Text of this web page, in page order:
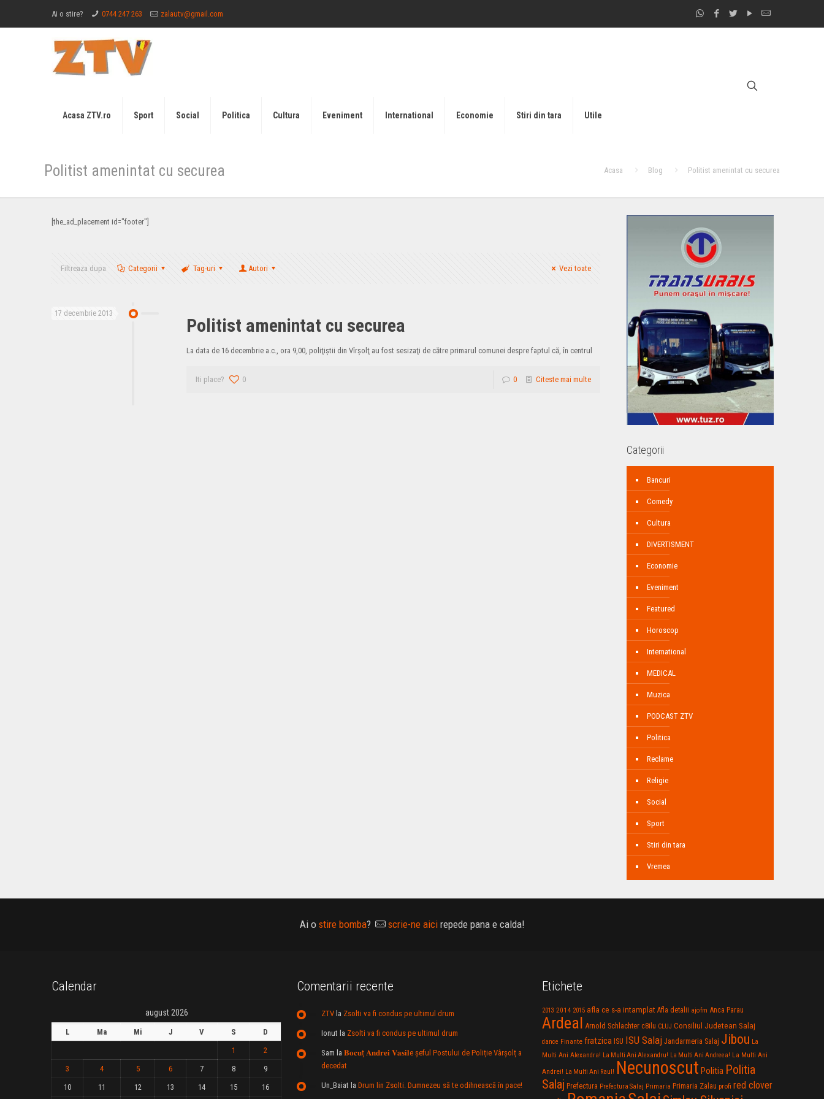
Ai o stire? 0744 247 263 zalautv@gmail.com
Acasa ZTV.ro Sport Social Politica Cultura Eveniment International Economie Stiri din tara Utile
Politist amenintat cu securea Acasa Blog Politist amenintat cu securea
[the_ad_placement id="footer"]
Filtreaza dupa Categorii Tag-uri Autori Vezi toate
17 decembrie 2013
Politist amenintat cu securea
La data de 16 decembrie a.c., ora 9,00, poliţiştii din Vîrşolţ au fost sesizaţi de către primarul comunei despre faptul că, în centrul
Iti place? 0 0 Citeste mai multe
Categorii
Bancuri
Comedy
Cultura
DIVERTISMENT
Economie
Eveniment
Featured
Horoscop
International
MEDICAL
Muzica
PODCAST ZTV
Politica
Reclame
Religie
Social
Sport
Stiri din tara
Vremea
Ai o stire bomba? scrie-ne aicirepede pana e calda!
Calendar
august 2026
L Ma Mi J V S
D
1
2
3
4 5 6 7 8
9
10
11 12 13 14 15 16
Comentarii recente
ZTVla Zsolti va fi condus pe ultimul drum
Ionut la Zsolti va fi condus pe ultimul drum
Sam la 𝐁𝐨𝐜𝐮ț 𝐀𝐧𝐝𝐫𝐞𝐢 𝐕𝐚𝐬𝐢𝐥e şeful Postului de Poliție Vârșolț a
decedat
Un_Baiat la Drum lin Zsolti. Dumnezeu sã te odihneascã în pace!
Etichete
2013 2014 2015 afla ce s-a intamplat Afla detalii ajofm Anca Parau
Ardeal Arnold Schlachter c8ilu CLUJ Consiliul Judetean Salaj
dance Finante fratzica ISU ISU Salaj Jandarmeria Salaj Jibou La
Multi Ani Alexandra! La Multi Ani Alexandru! La Multi Ani Andreea! La Multi Ani
Andrei! La Multi Ani Raul! Necunoscut Politia Politia
Salaj Prefectura Prefectura Salaj Primaria Primaria Zalau profi red clover